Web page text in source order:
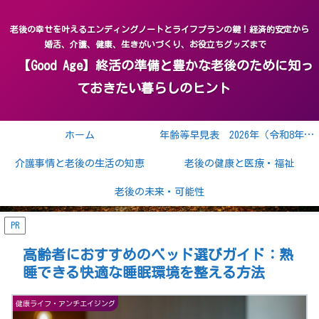
老後の幸せを叶えるエンディングノートとライフプランの鍵！経済的安定から
婚活、介護、健康、生きがいづくり、お役立ちグッズまで
【Good Age】終活の準備と豊かな老後のために知っ
ておきたい暮らしのヒント
ホーム 年齢等早見表 2026年（令和8年） 2027年（令和9年）
介護事情と老後の生活の知恵 老後の健康と医療・福祉
老後の未来・可能性
PR
高齢者におすすめのベッド選びガイド：熟
睡できる快適な睡眠環境を整える方法
健康ライフ・アンチエイジング